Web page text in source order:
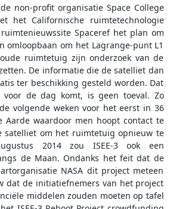
non-profit organisatie Space College
het Californische ruimtetechnologie
Spaceref het plan om
omloopbaan om het Lagrange-punt L1
ruimtetuig zijn onderzoek van de
De informatie die de satelliet dan
ter beschikking gesteld worden. Dat
de dag komt, is geen toeval. Zo
volgende weken voor het eerst in 36
Aarde waardoor men hoopt contact te
satelliet om het ruimtetuig opnieuw te
2014 zou ISEE-3 ook een
de Maan. Ondanks het feit dat de
NASA dit project meteen
dat de initiatiefnemers van het project
middelen zouden moeten op tafel